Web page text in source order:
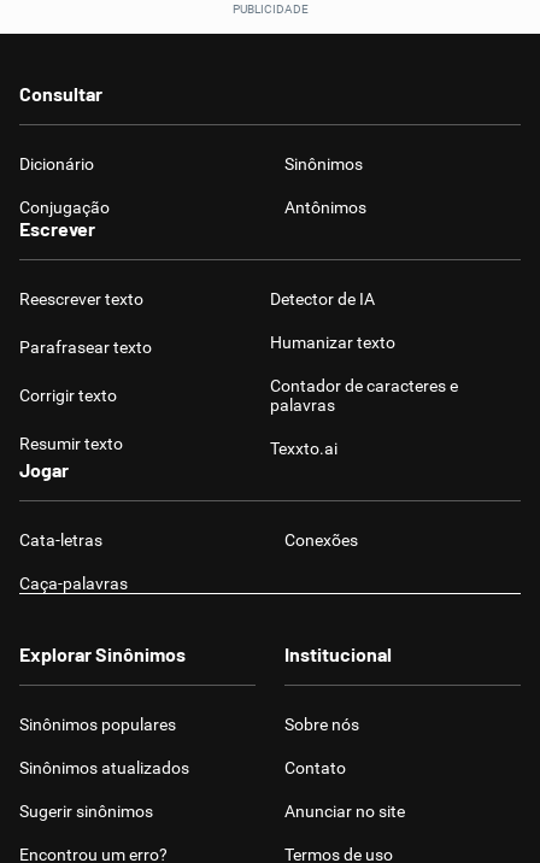
Consultar
Dicionário Sinônimos
Conjugação Antônimos
Escrever
Reescrever texto
Parafrasear texto
Corrigir texto
Resumir texto
Detector de IA
Humanizar texto
Contador de caracteres e
palavras
Texxto.ai
Jogar
Cata-letras Conexões
Caça-palavras
Explorar Sinônimos
Sinônimos populares
Sinônimos atualizados
Sugerir sinônimos
Encontrou um erro?
Institucional
Sobre nós
Contato
Anunciar no site
Termos de uso